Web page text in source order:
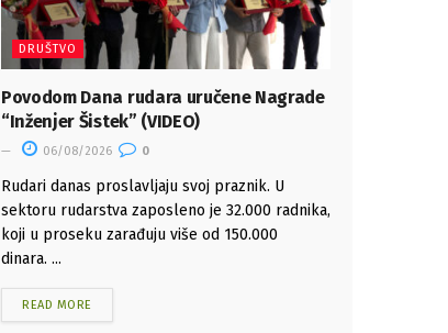
DRUŠTVO
Povodom Dana rudara uručene Nagrade
“Inženjer Šistek” (VIDEO)
06/08/2026 0
Rudari danas proslavljaju svoj praznik. U
sektoru rudarstva zaposleno je 32.000 radnika,
koji u proseku zarađuju više od 150.000
dinara. ...
READ MORE